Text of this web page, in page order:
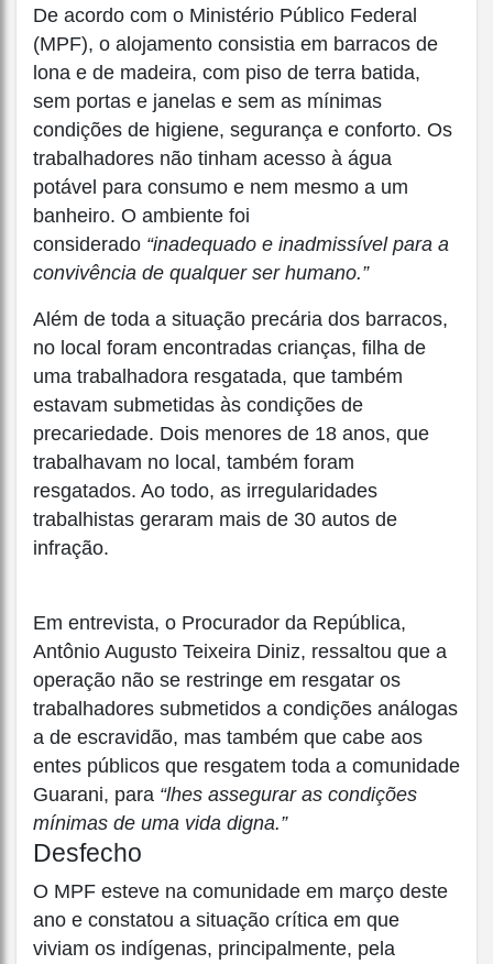
De acordo com o Ministério Público Federal
(MPF), o alojamento consistia em barracos de
lona e de madeira, com piso de terra batida,
sem portas e janelas e sem as mínimas
condições de higiene, segurança e conforto. Os
trabalhadores não tinham acesso à água
potável para consumo e nem mesmo a um
banheiro. O ambiente foi
considerado “inadequado e inadmissível para a
convivência de qualquer ser humano.”
Além de toda a situação precária dos barracos,
no local foram encontradas crianças, filha de
uma trabalhadora resgatada, que também
estavam submetidas às condições de
precariedade. Dois menores de 18 anos, que
trabalhavam no local, também foram
resgatados. Ao todo, as irregularidades
trabalhistas geraram mais de 30 autos de
infração.
Em entrevista, o Procurador da República,
Antônio Augusto Teixeira Diniz, ressaltou que a
operação não se restringe em resgatar os
trabalhadores submetidos a condições análogas
a de escravidão, mas também que cabe aos
entes públicos que resgatem toda a comunidade
Guarani, para “lhes assegurar as condições
mínimas de uma vida digna.”
Desfecho
O MPF esteve na comunidade em março deste
ano e constatou a situação crítica em que
viviam os indígenas, principalmente, pela